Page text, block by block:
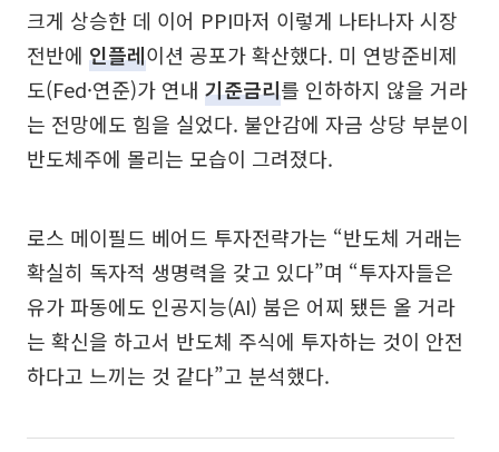
크게 상승한 데 이어 PPI마저 이렇게 나타나자 시장
전반에 인플레이션 공포가 확산했다. 미 연방준비제
도(Fed·연준)가 연내 기준금리를 인하하지 않을 거라
는 전망에도 힘을 실었다. 불안감에 자금 상당 부분이
반도체주에 몰리는 모습이 그려졌다.
로스 메이필드 베어드 투자전략가는 “반도체 거래는
확실히 독자적 생명력을 갖고 있다”며 “투자자들은
유가 파동에도 인공지능(AI) 붐은 어찌 됐든 올 거라
는 확신을 하고서 반도체 주식에 투자하는 것이 안전
하다고 느끼는 것 같다”고 분석했다.